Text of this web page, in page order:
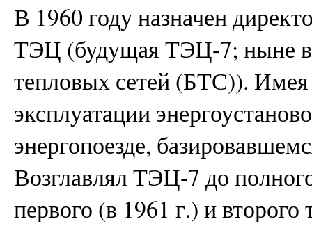
В 1960 году назначен
ТЭЦ (будущая ТЭЦ-7; ныне
тепловых сетей (БТС)).
эксплуатации
энергопоезде,
Возглавлял ТЭЦ-7 до
первого (в 1961 г.) и второго